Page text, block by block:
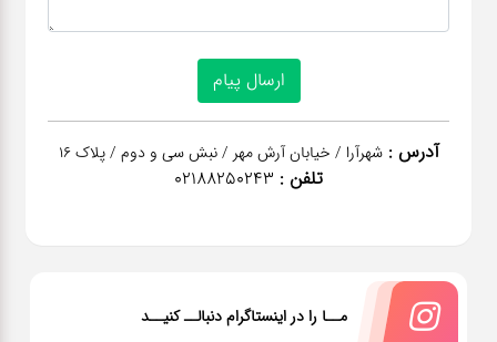
آدرس : شهرآرا / خیابان آرش مهر / نبش سی و دوم / پلاک 16
تلفن : 02188250243
مــا را در اینستاگرام دنبالــ کنیــد